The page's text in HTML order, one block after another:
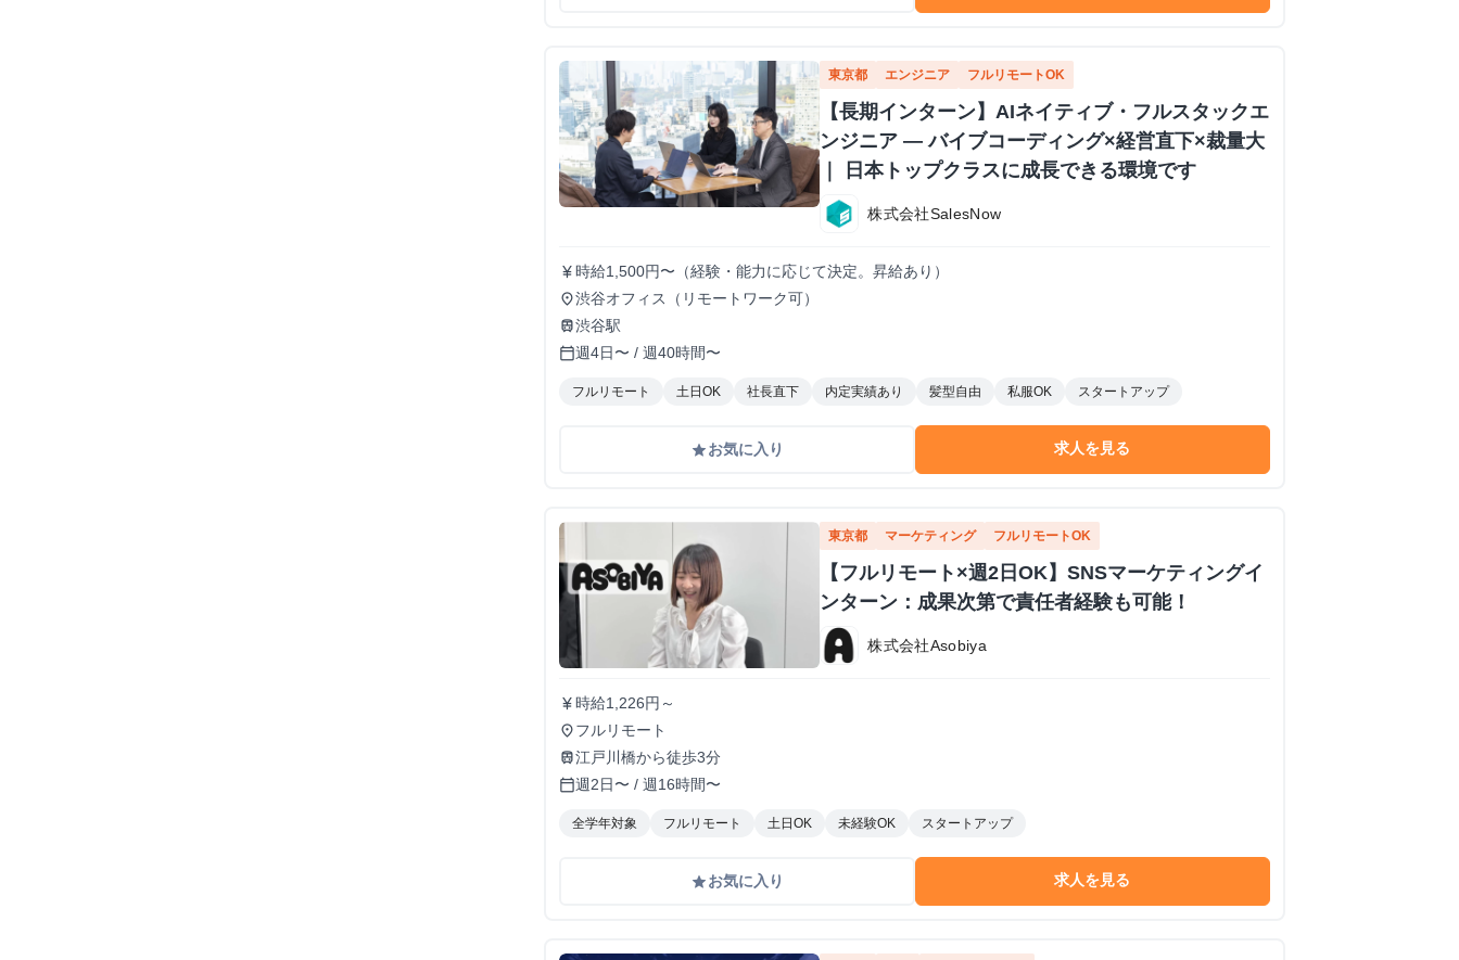
東京都 エンジニア フルリモートOK
【長期インターン】AIネイティブ・フルスタックエ
ンジニア — バイブコーディング×経営直下×裁量大
｜ 日本トップクラスに成長できる環境です
株式会社SalesNow
currency_yen時給1,500円〜（経験・能力に応じて決定。昇給あり）
place渋谷オフィス（リモートワーク可）
train渋谷駅
calendar_today週4日〜 / 週40時間〜
フルリモート 土日OK 社長直下 内定実績あり 髪型自由 私服OK スタートアップ
gradeお気に入り 求人を見る
東京都 マーケティング フルリモートOK
【フルリモート×週2日OK】SNSマーケティングイ
ンターン：成果次第で責任者経験も可能！
株式会社Asobiya
currency_yen時給1,226円～
place フルリモート
train江戸川橋から徒歩3分
calendar_today週2日〜 / 週16時間〜
全学年対象 フルリモート 土日OK 未経験OK スタートアップ
gradeお気に入り 求人を見る